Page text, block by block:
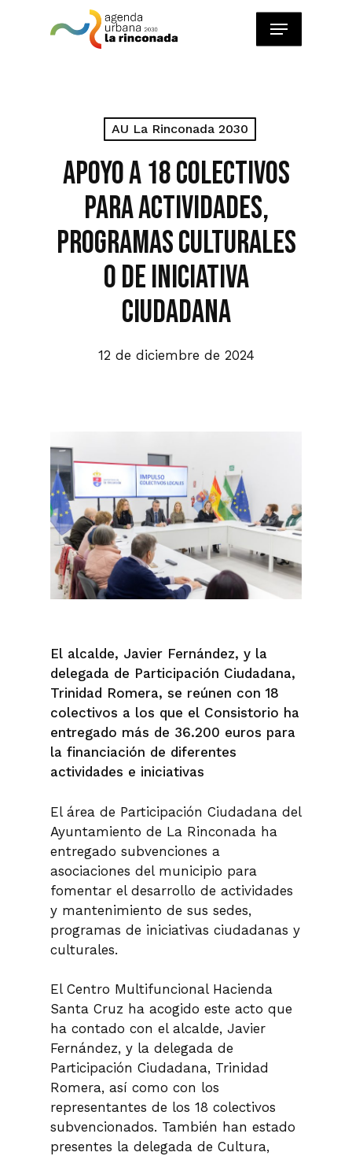
Menu
AU La Rinconada 2030
Apoyo a 18 colectivos
para actividades,
programas culturales
o de iniciativa
ciudadana
12 de diciembre de 2024
El alcalde, Javier Fernández, y la
delegada de Participación Ciudadana,
Trinidad Romera, se reúnen con 18
colectivos a los que el Consistorio ha
entregado más de 36.200 euros para
la financiación de diferentes
actividades e iniciativas
El área de Participación Ciudadana del
Ayuntamiento de La Rinconada ha
entregado subvenciones a
asociaciones del municipio para
fomentar el desarrollo de actividades
y mantenimiento de sus sedes,
programas de iniciativas ciudadanas y
culturales.
El Centro Multifuncional Hacienda
Santa Cruz ha acogido este acto que
ha contado con el alcalde, Javier
Fernández, y la delegada de
Participación Ciudadana, Trinidad
Romera, así como con los
representantes de los 18 colectivos
subvencionados. También han estado
presentes la delegada de Cultura,